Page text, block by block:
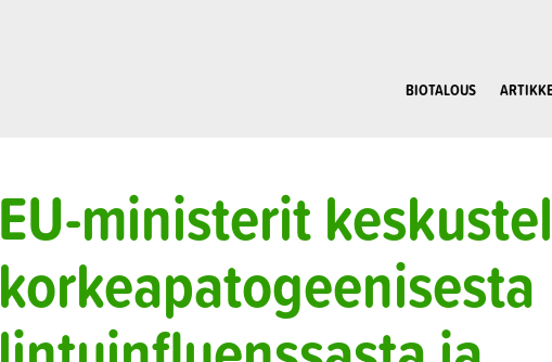
BIOTALOUS
EU-ministerit
korkeapatogeenisesta